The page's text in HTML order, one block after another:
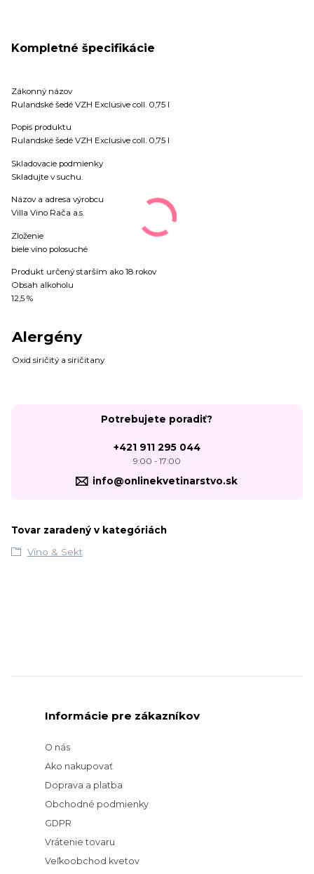
Kompletné špecifikácie
Zákonný názov
Rulandské šedé VZH Exclusive coll. 0,75 l
Popis produktu
Rulandské šedé VZH Exclusive coll. 0,75 l
Skladovacie podmienky
Skladujte v suchu.
Názov a adresa výrobcu
Villa Vino Rača a.s.
Zloženie
biele víno polosuché
Produkt určený starším ako 18 rokov
Obsah alkoholu
12,5 %
Alergény
Oxid siričitý a siričitany
Potrebujete poradiť?
+421 911 295 044
9:00 - 17:00
info@onlinekvetinarstvo.sk
Tovar zaradený v kategóriách
Víno & Sekt
Informácie pre zákazníkov
O nás
Ako nakupovať
Doprava a platba
Obchodné podmienky
GDPR
Vrátenie tovaru
Veľkoobchod kvetov